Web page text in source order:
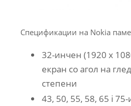
Спецификации на Nokia
32-инчен (1920 x
екран со агол на
степени
43, 50, 55, 58, 65 i